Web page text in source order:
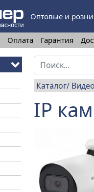
Оптовые и
Оплата Гарантия
Каталог
IP